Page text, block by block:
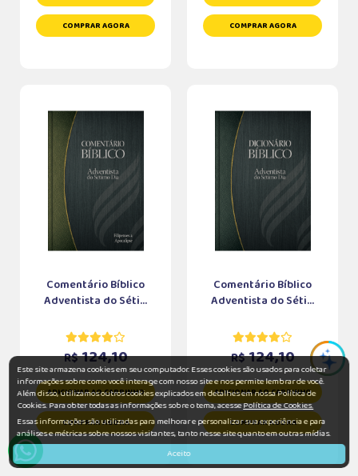
COMPRAR AGORA COMPRAR AGORA
Comentário Bíblico
Adventista do Séti...
R$124,10
ADICIONAR AO CARRINHO
COMPRAR AGORA
Comentário Bíblico
Adventista do Séti...
R$124,10
ADICIONAR AO CARRINHO
COMPRAR AGORA
Este site armazena cookies em seu computador. Esses cookies são usados para coletar
informações sobre como você interage com nosso site e nos permite lembrar de você.
Além disso, utilizamos outros cookies explicados em detalhes em nossa Política de
Cookies. Para obter todas as informações sobre o tema, acessePolítica de Cookies.
Essas informações são utilizadas para melhorar e personalizar sua experiência e para
análises e métricas sobre nossos visitantes, tanto nesse site quanto em outras mídias.
Aceito